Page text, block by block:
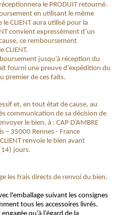
le PRODUIT retourné.
en utilisant le même
CLIENT aura utilisé pour la
convient expressément d’un
ce remboursement
CLIENT.
jusqu’à réception du
fourni une preuve d’expédition du
premier de ces faits.
et, en tout état de cause, au
communication de sa décision de
le bien, à : CAP D’AMBRE
– 35000 Rennes - France
renvoie le bien avant
jours.
les frais directs de renvoi du bien.
l'emballage suivant les consignes
tous les accessoires livrés.